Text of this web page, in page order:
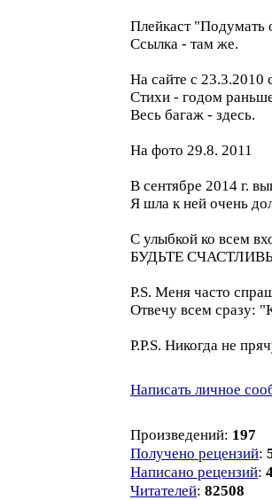
Плейкаст "Подумать
Ссылка - там же.
На сайте с 23.3.2010
Стихи - годом
Весь багаж - здесь.
На фото 29.8. 2011
В сентябре 2014 г.
Я шла к ней очень
С улыбкой ко всем
БУДЬТЕ
P.S. Меня часто
Отвечу всем сразу:
P.P.S. Никогда не
Написать личное
Произведений: 197
Получено рецензий:
Написано рецензий:
Читателей: 82508